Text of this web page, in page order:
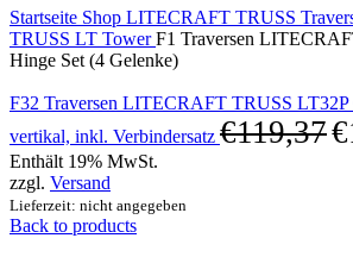
Startseite Shop LITECRAFT TRUSS
TRUSS LT TowerF1 Traversen
Hinge Set (4 Gelenke)
F32 Traversen LITECRAFT TRUSS
vertikal, inkl. Verbindersatz €119,37€
Enthält 19% MwSt.
zzgl. Versand
Lieferzeit: nicht angegeben
Back to products